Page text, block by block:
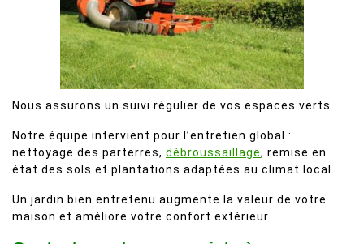
Nous assurons un suivi régulier de vos espaces verts.
Notre équipe intervient pour l’entretien global :
nettoyage des parterres, débroussaillage, remise en
état des sols et plantations adaptées au climat local.
Un jardin bien entretenu augmente la valeur de votre
maison et améliore votre confort extérieur.